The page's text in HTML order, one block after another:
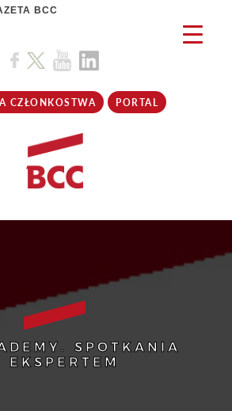
BCC
CZŁONKOSTWA PORTAL
SPOTKANIA
EKSPERTEM